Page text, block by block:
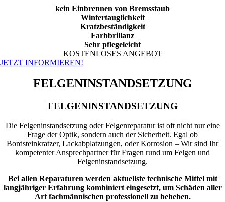
kein Einbrennen von Bremsstaub
Wintertauglichkeit
Kratzbeständigkeit
Farbbrillanz
Sehr pflegeleicht
KOSTENLOSES ANGEBOT
JETZT INFORMIEREN!
FELGENINSTANDSETZUNG
FELGENINSTANDSETZUNG
Die Felgeninstandsetzung oder Felgenreparatur ist oft nicht nur eine
Frage der Optik, sondern auch der Sicherheit. Egal ob
Bordsteinkratzer, Lackabplatzungen, oder Korrosion – Wir sind Ihr
kompetenter Ansprechpartner für Fragen rund um Felgen und
Felgeninstandsetzung.
Bei allen Reparaturen werden aktuellste technische Mittel mit
langjähriger Erfahrung kombiniert eingesetzt, um Schäden aller
Art fachmännischen professionell zu beheben.